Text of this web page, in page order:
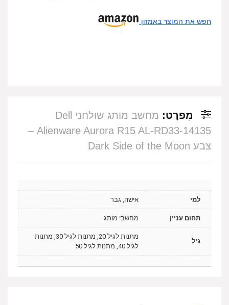
חפש את המוצר באמזון
מִפרָט:
מחשב מותג שולחני ‎Dell
Alienware Aurora R15 AL-RD33-14135 –
צבע Dark Side of the Moon
למי אישה, גבר
תחום עניין מחשבי מותג
גיל
מתנות לגיל 20, מתנות לגיל 30, מתנות
לגיל 40, מתנות לגיל 50